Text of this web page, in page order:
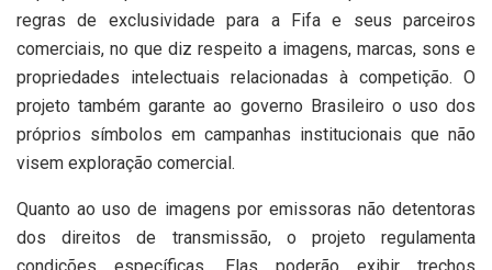
regras de exclusividade para a Fifa e seus parceiros
comerciais, no que diz respeito a imagens, marcas, sons e
propriedades intelectuais relacionadas à competição. O
projeto também garante ao governo Brasileiro o uso dos
próprios símbolos em campanhas institucionais que não
visem exploração comercial.
Quanto ao uso de imagens por emissoras não detentoras
dos direitos de transmissão, o projeto regulamenta